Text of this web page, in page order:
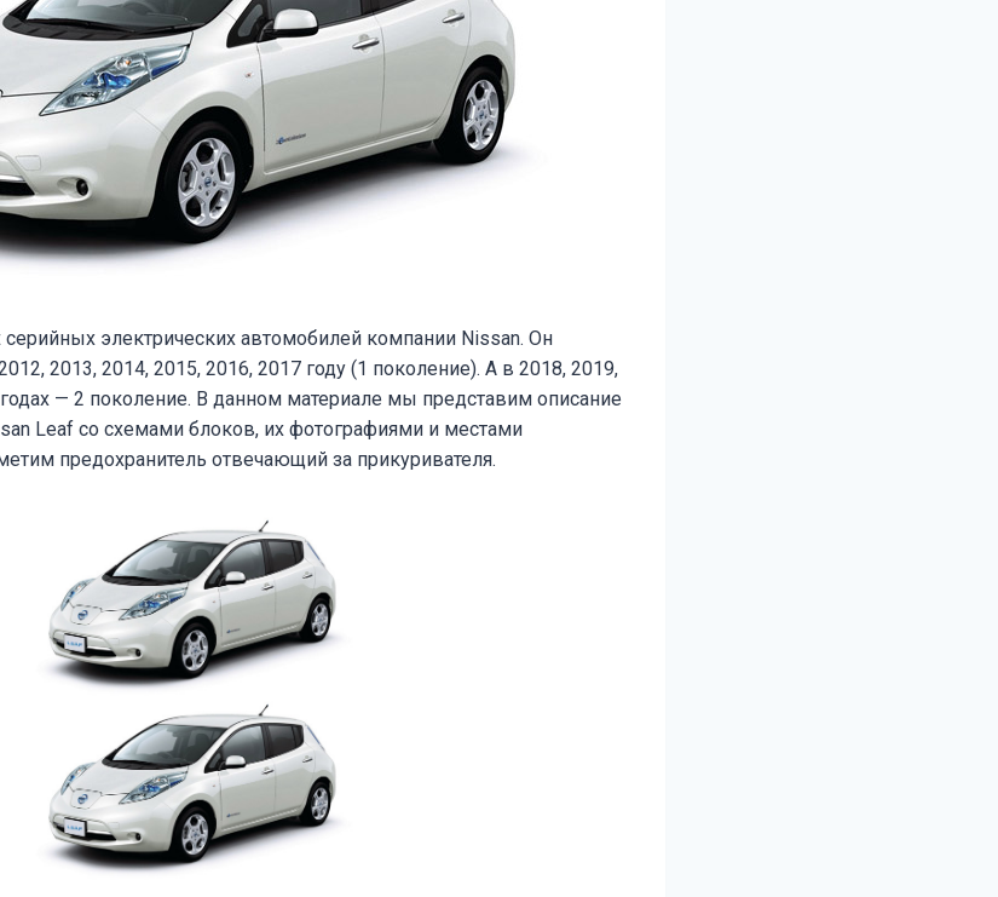
электрических автомобилей компании Nissan. Он
2013, 2014, 2015, 2016, 2017 году (1 поколение). А в 2018, 2019,
— 2 поколение. В данном материале мы представим описание
Leaf со схемами блоков, их фотографиями и местами
предохранитель отвечающий за прикуривателя.